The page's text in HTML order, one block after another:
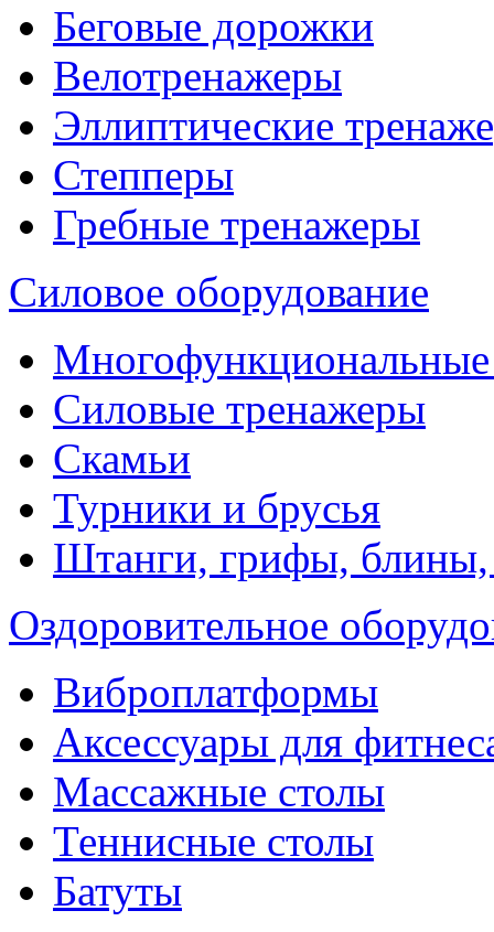
Беговые дорожки
Велотренажеры
Эллиптические
Степперы
Гребные тренажеры
Силовое оборудование
Силовые тренажеры
Скамьи
Турники и брусья
Штанги, грифы, блины,
Оздоровительное
Виброплатформы
Аксессуары для
Массажные столы
Теннисные столы
Батуты